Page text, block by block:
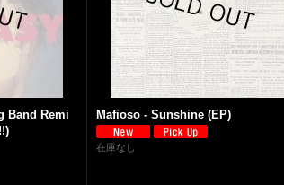
Band Remi
Mafioso - Sunshine (EP)
在庫なし